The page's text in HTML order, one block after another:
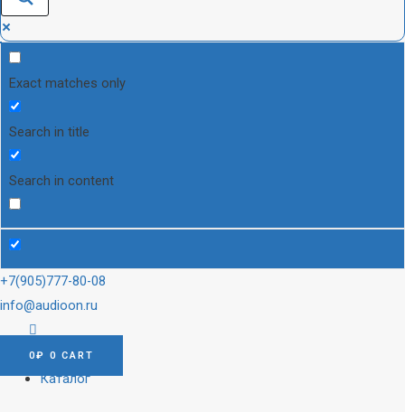
Exact matches only
Search in title
Search in content
+7(905)777-80-08
info@audioon.ru
0₽ 0 CART
Каталог